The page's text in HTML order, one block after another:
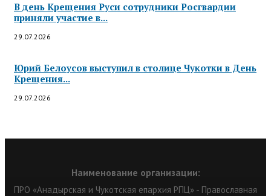
В день Крещения Руси сотрудники Росгвардии
приняли участие в...
29.07.2026
Юрий Белоусов выступил в столице Чукотки в День
Крещения...
29.07.2026
Наименование организации:
ПРО «Анадырская и Чукотская епархия РПЦ» - Православная